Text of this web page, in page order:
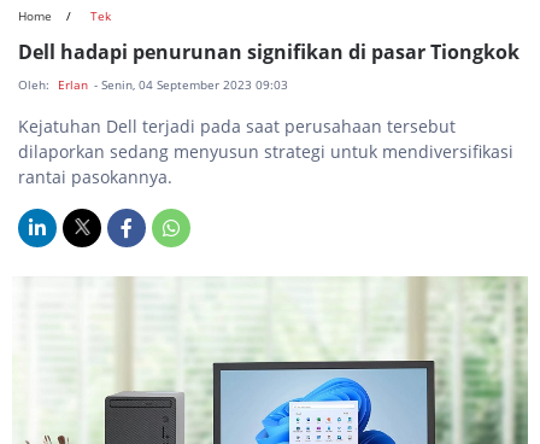
Home Tek
Dell hadapi penurunan signifikan di pasar Tiongkok
Oleh: Erlan - Senin, 04 September 2023 09:03
Kejatuhan Dell terjadi pada saat perusahaan tersebut
dilaporkan sedang menyusun strategi untuk mendiversifikasi
rantai pasokannya.